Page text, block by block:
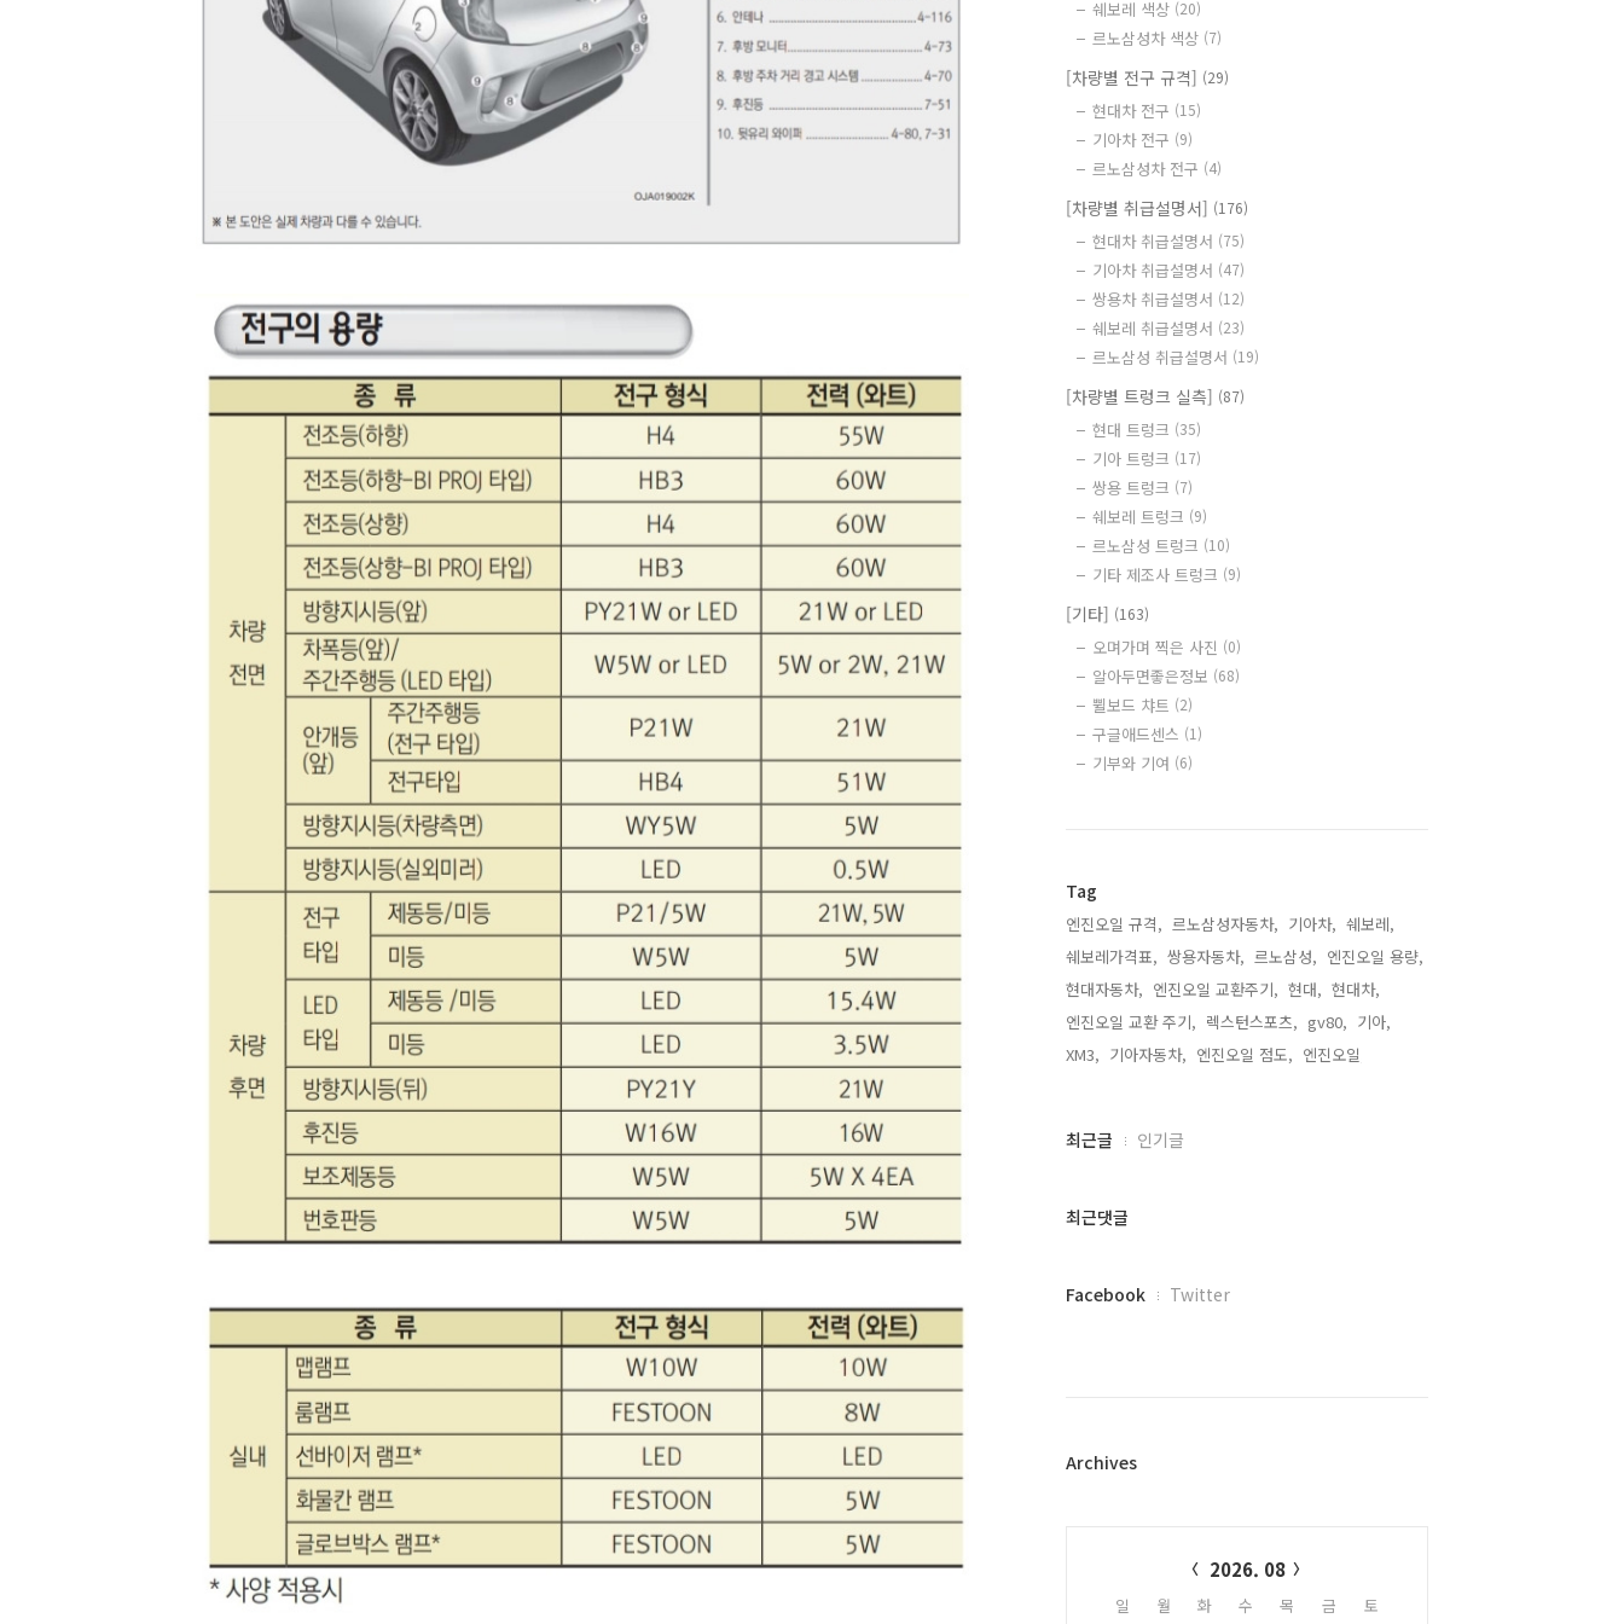
쉐보레 색상 (20)
르노삼성차 색상 (7)
[차량별 전구 규격] (29)
현대차 전구 (15)
기아차 전구 (9)
르노삼성차 전구 (4)
[차량별 취급설명서] (176)
현대차 취급설명서 (75)
기아차 취급설명서 (47)
쌍용차 취급설명서 (12)
쉐보레 취급설명서 (23)
르노삼성 취급설명서 (19)
[차량별 트렁크 실측] (87)
현대 트렁크 (35)
기아 트렁크 (17)
쌍용 트렁크 (7)
쉐보레 트렁크 (9)
르노삼성 트렁크 (10)
기타 제조사 트렁크 (9)
[기타] (163)
오며가며 찍은 사진 (0)
알아두면좋은정보 (68)
쀨보드 챠트 (2)
구글애드센스 (1)
기부와 기여 (6)
Tag
엔진오일 규격, 르노삼성자동차, 기아차, 쉐보레,
쉐보레가격표, 쌍용자동차, 르노삼성, 엔진오일 용량,
현대자동차, 엔진오일 교환주기, 현대, 현대차,
엔진오일 교환 주기, 렉스턴스포츠, gv80, 기아,
XM3, 기아자동차, 엔진오일 점도, 엔진오일,
최
과
글
최근글 인기글
최근댓글
페
플
Facebook Twitter
Archives
2026. 08
일 월 화 수 목 금 토